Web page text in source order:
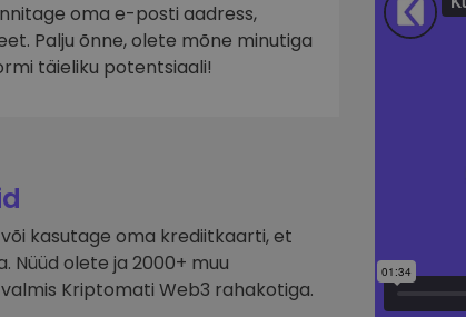
oma e-posti aadress,
Palju õnne, olete mõne minutiga
täieliku potentsiaali!
kasutage oma krediitkaarti, et
Nüüd olete ja 2000+ muu
Kriptomati Web3 rahakotiga.